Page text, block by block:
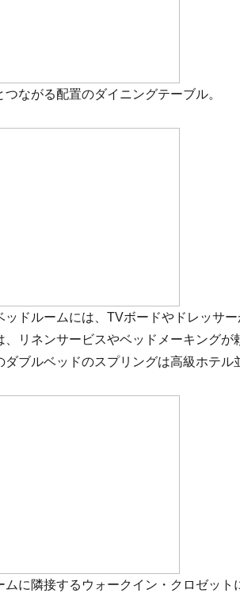
つながる配置のダイニングテーブル。
ッドルームには、TVボードやドレッサ
、リネンサービスやベッドメーキング
ダブルベッドのスプリングは高級ホテル
ムに隣接するウォークイン・クロゼッ